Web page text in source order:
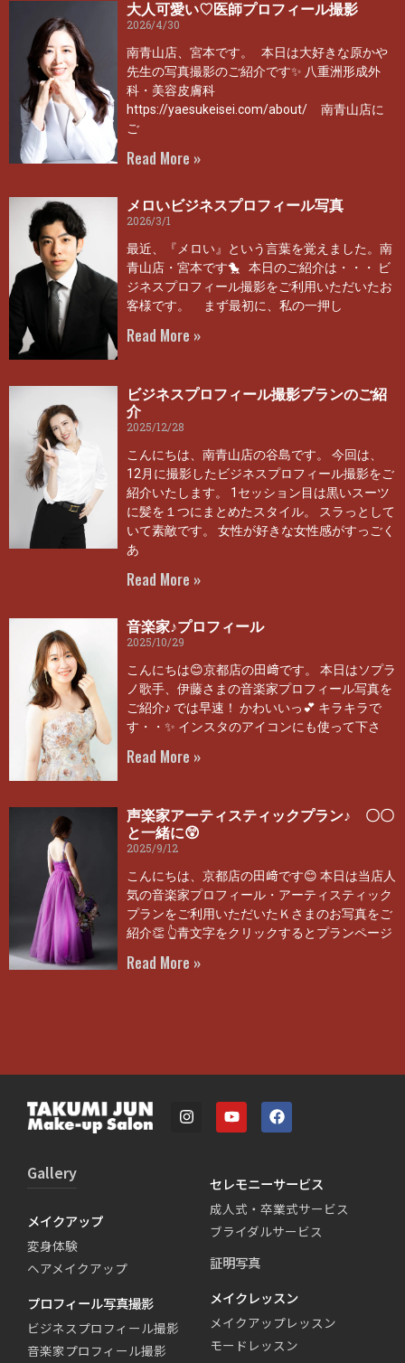
大人可愛い♡医師プロフィール撮影
2026/4/30
南青山店、宮本です。 本日は大好きな原かや
先生の写真撮影のご紹介です✨ 八重洲形成外
科・美容皮膚科
https://yaesukeisei.com/about/ 南青山店に
ご
Read More »
メロいビジネスプロフィール写真
2026/3/1
最近、『メロい』という言葉を覚えました。南
青山店・宮本です🐤 本日のご紹介は・・・ ビ
ジネスプロフィール撮影をご利用いただいたお
客様です。 まず最初に、私の一押し
Read More »
ビジネスプロフィール撮影プランのご紹
介
2025/12/28
こんにちは、南青山店の谷島です。 今回は、
12月に撮影したビジネスプロフィール撮影をご
紹介いたします。 1セッション目は黒いスーツ
に髪を１つにまとめたスタイル。 スラっとして
いて素敵です。 女性が好きな女性感がすっごく
あ
Read More »
音楽家♪プロフィール
2025/10/29
こんにちは😊京都店の田﨑です。 本日はソプラ
ノ歌手、伊藤さまの音楽家プロフィール写真を
ご紹介♪ では早速！ かわいいっ💕 キラキラで
す・・✨ インスタのアイコンにも使って下さ
Read More »
声楽家アーティスティックプラン♪ 〇〇
と一緒に😲
2025/9/12
こんにちは、京都店の田﨑です😊 本日は当店人
気の音楽家プロフィール・アーティスティック
プランをご利用いただいたＫさまのお写真をご
紹介👏 👆青文字をクリックするとプランページ
Read More »
Gallery
メイクアップ
変身体験
ヘアメイクアップ
プロフィール写真撮影
ビジネスプロフィール撮影
音楽家プロフィール撮影
セレモニーサービス
成人式・卒業式サービス
ブライダルサービス
証明写真
メイクレッスン
メイクアップレッスン
モードレッスン